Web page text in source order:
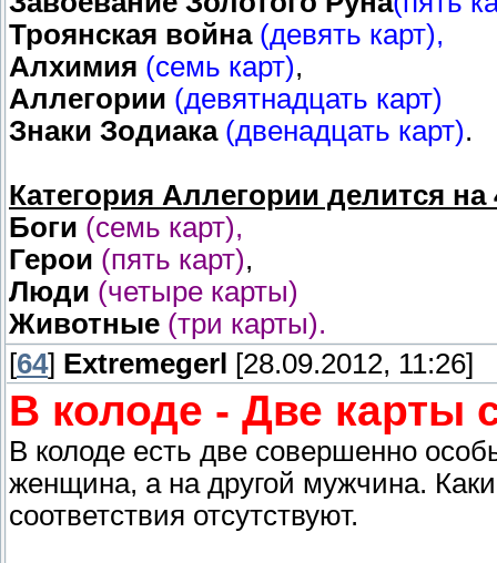
Троянская война (девять карт),
Алхимия (семь карт),
Аллегории (девятнадцать карт)
Знаки Зодиака (двенадцать карт).
Категория Аллегории делится на
Боги (семь карт),
Герои (пять карт),
Люди (четыре карты)
Животные (три карты).
[64] Extremegerl [28.09.2012, 11:26]
В колоде - Две карты
В колоде есть две совершенно
женщина, а на другой мужчина.
соответствия отсутствуют.